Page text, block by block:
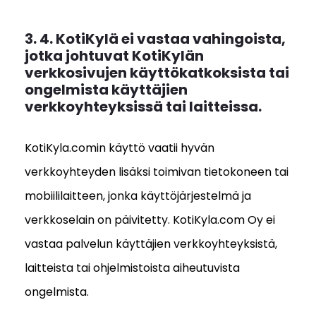
3. 4. KotiKylä ei vastaa vahingoista,
jotka johtuvat KotiKylän
verkkosivujen käyttökatkoksista tai
ongelmista käyttäjien
verkkoyhteyksissä tai laitteissa.
KotiKyla.comin käyttö vaatii hyvän
verkkoyhteyden lisäksi toimivan tietokoneen tai
mobiililaitteen, jonka käyttöjärjestelmä ja
verkkoselain on päivitetty. KotiKyla.com Oy ei
vastaa palvelun käyttäjien verkkoyhteyksistä,
laitteista tai ohjelmistoista aiheutuvista
ongelmista.